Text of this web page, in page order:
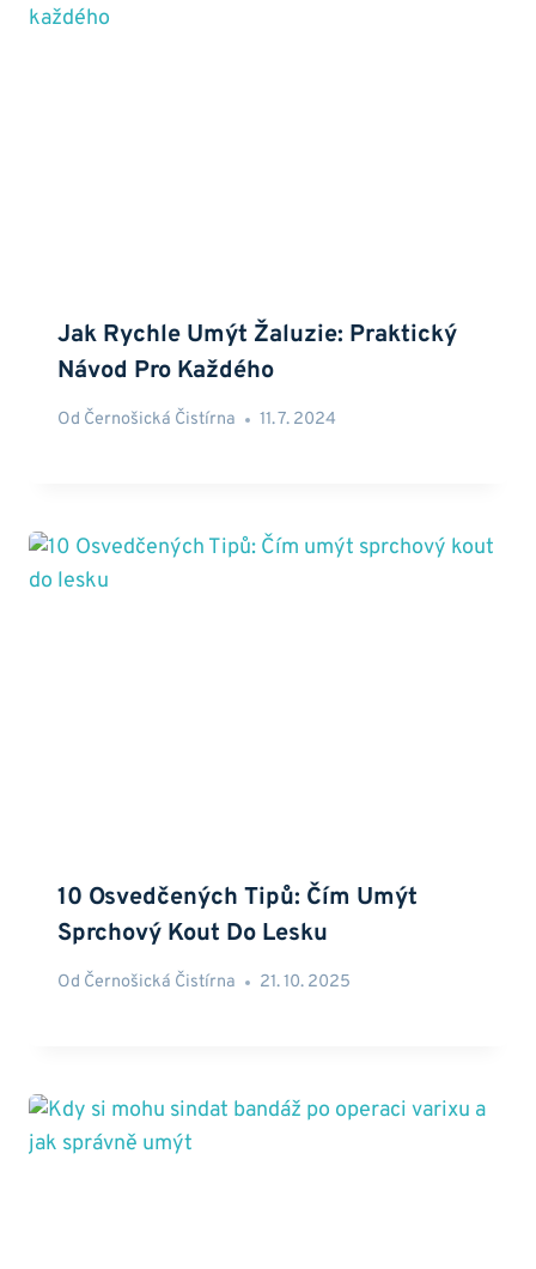
Jak Rychle Umýt Žaluzie: Praktický
Návod Pro Každého
Od Černošická Čistírna 11. 7. 2024
10 Osvedčených Tipů: Čím Umýt
Sprchový Kout Do Lesku
Od Černošická Čistírna 21. 10. 2025